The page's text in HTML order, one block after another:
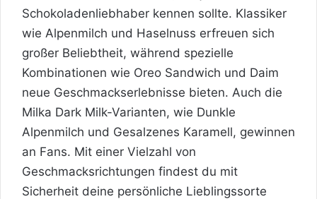
Schokoladenliebhaber kennen sollte. Klassiker
wie Alpenmilch und Haselnuss erfreuen sich
großer Beliebtheit, während spezielle
Kombinationen wie Oreo Sandwich und Daim
neue Geschmackserlebnisse bieten. Auch die
Milka Dark Milk-Varianten, wie Dunkle
Alpenmilch und Gesalzenes Karamell, gewinnen
an Fans. Mit einer Vielzahl von
Geschmacksrichtungen findest du mit
Sicherheit deine persönliche Lieblingssorte